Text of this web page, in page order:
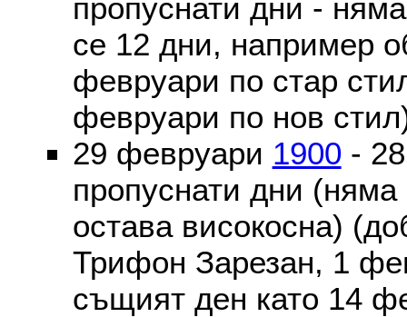
пропуснати дни -
се 12 дни, например
февруари по стар
февруари по нов
29 февруари 1900 -
пропуснати дни
остава високосна)
Трифон Зарезан, 1
същият ден като 14